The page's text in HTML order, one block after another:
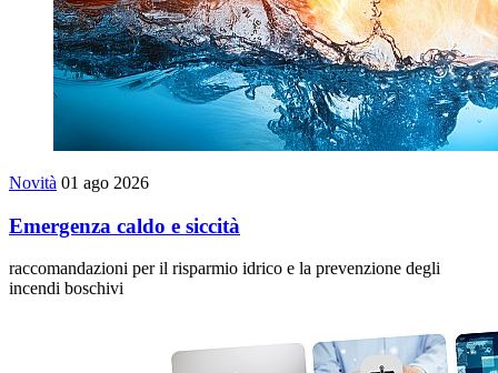
Novità 01 ago 2026
Emergenza caldo e siccità
raccomandazioni per il risparmio idrico e la prevenzione degli
incendi boschivi